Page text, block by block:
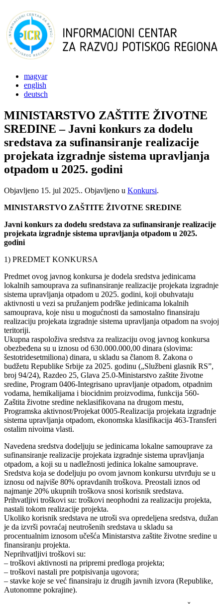
magyar
english
deutsch
MINISTARSTVO ZAŠTITE ŽIVOTNE
SREDINE – Javni konkurs za dodelu
sredstava za sufinansiranje realizacije
projekata izgradnje sistema upravljanja
otpadom u 2025. godini
Objavljeno 15. jul 2025.. Objavljeno u Konkursi.
MINISTARSTVO ZAŠTITE ŽIVOTNE SREDINE
Javni konkurs za dodelu sredstava za sufinansiranje realizacije
projekata izgradnje sistema upravljanja otpadom u 2025.
godini
1) PREDMET KONKURSA
Predmet ovog javnog konkursa je dodela sredstva jedinicama
lokalnih samouprava za sufinansiranje realizacije projekata izgradnje
sistema upravljanja otpadom u 2025. godini, koji obuhvataju
aktivnosti u vezi sa pružanjem podrške jedinicama lokalnih
samouprava, koje nisu u mogućnosti da samostalno finansiraju
realizaciju projekata izgradnje sistema upravljanja otpadom na svojoj
teritoriji.
Ukupna raspoloživa sredstva za realizaciju ovog javnog konkursa
obezbeđena su u iznosu od 630.000.000,00 dinara (slovima:
šestotridesetmiliona) dinara, u skladu sa članom 8. Zakona o
budžetu Republike Srbije za 2025. godinu („Službeni glasnik RSˮ,
broj 94/24), Razdeo 25, Glava 25.0-Ministarstvo zaštite životne
sredine, Program 0406-Integrisano upravljanje otpadom, otpadnim
vodama, hemikalijama i biocidnim proizvodima, funkcija 560-
Zaštita životne sredine neklasifikovana na drugom mestu,
Programska aktivnost/Projekat 0005-Realizacija projekata izgradnje
sistema upravljanja otpadom, ekonomska klasifikacija 463-Transferi
ostalim nivoima vlasti.
Navedena sredstva dodeljuju se jedinicama lokalne samouprave za
sufinansiranje realizacije projekata izgradnje sistema upravljanja
otpadom, a koji su u nadležnosti jedinica lokalne samouprave.
Sredstva koja se dodeljuju po ovom javnom konkursu utvrđuju se u
iznosu od najviše 80% opravdanih troškova. Preostali iznos od
najmanje 20% ukupnih troškova snosi korisnik sredstava.
Prihvatljivi troškovi su: troškovi neophodni za realizaciju projekta,
nastali tokom realizacije projekta.
Ukoliko korisnik sredstava ne utroši sva opredeljena sredstva, dužan
je da izvrši povraćaj neutrošenih sredstava u skladu sa
procentualnim iznosom učešća Ministarstva zaštite životne sredine u
finansiranju projekta.
Neprihvatljivi troškovi su:
– troškovi aktivnosti na pripremi predloga projekta;
– troškovi nastali pre potpisivanja ugovora;
– stavke koje se već finansiraju iz drugih javnih izvora (Republike,
Autonomne pokrajine).